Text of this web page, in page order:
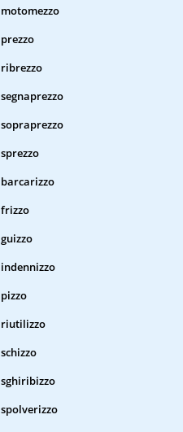
motomezzo
prezzo
ribrezzo
segnaprezzo
sopraprezzo
sprezzo
barcarizzo
frizzo
guizzo
indennizzo
pizzo
riutilizzo
schizzo
sghiribizzo
spolverizzo